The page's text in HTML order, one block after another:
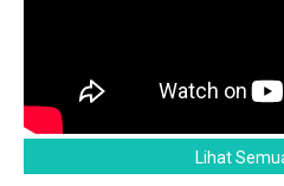
Lihat